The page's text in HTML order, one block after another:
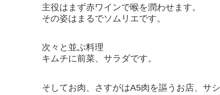
主役はまず赤ワインで喉を潤わせます。
その姿はまるでソムリエです。
次々と並ぶ料理
キムチに前菜、サラダです。
そしてお肉、さすがはA5肉を謳うお店、サ